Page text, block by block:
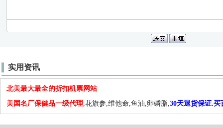
实用资讯
北美最大最全的折扣机票网站
美国名厂保健品一级代理,花旗参,维他命,鱼油,卵磷脂,30天退货保证.买